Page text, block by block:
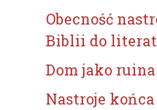
Obecność
Biblii do
Dom jako
Nastroje